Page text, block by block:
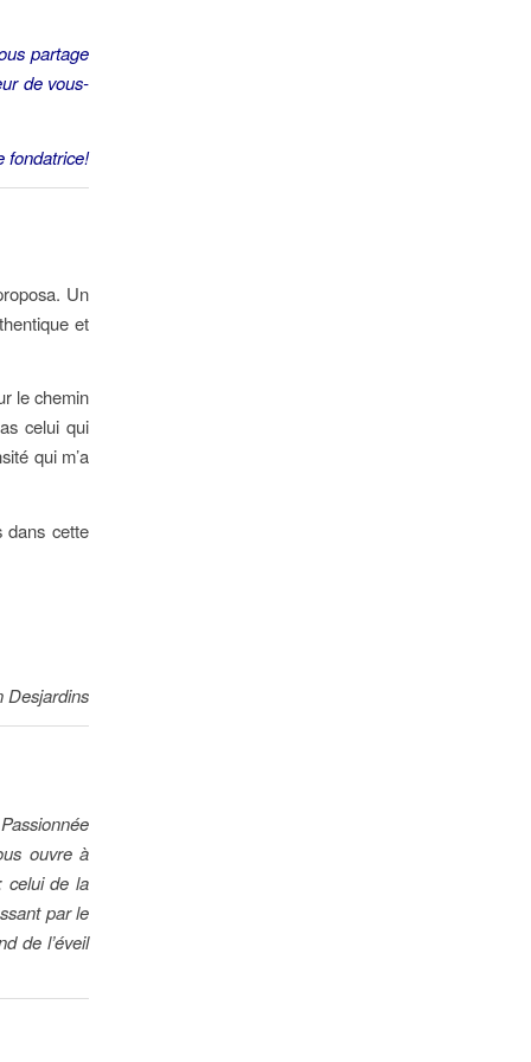
partage
de vous-
fondatrice!
Un
et
le chemin
celui qui
qui m’a
dans cette
Desjardins
ouvre à
celui de la
par le
de l’éveil